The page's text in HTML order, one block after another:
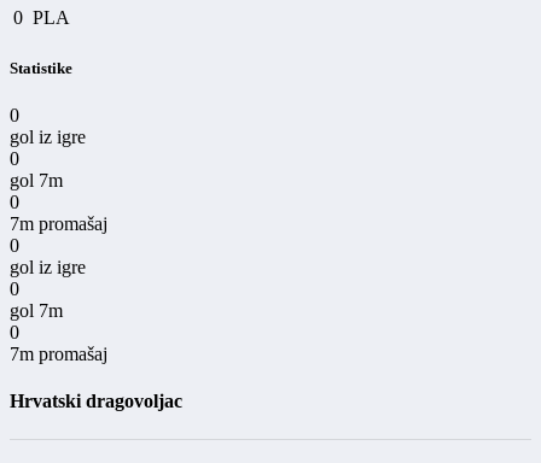
0 PLA
Statistike
0
gol iz igre
0
gol 7m
0
7m promašaj
0
gol iz igre
0
gol 7m
0
7m promašaj
Hrvatski dragovoljac